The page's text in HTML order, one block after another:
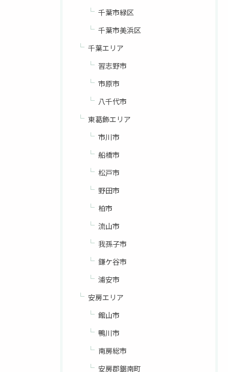
千葉市緑区
千葉市美浜区
千葉エリア
習志野市
市原市
八千代市
東葛飾エリア
市川市
船橋市
松戸市
野田市
柏市
流山市
我孫子市
鎌ケ谷市
浦安市
安房エリア
館山市
鴨川市
南房総市
安房郡鋸南町